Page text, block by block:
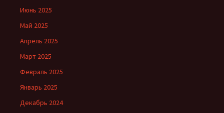
Июнь 2025
Май 2025
Апрель 2025
Март 2025
Февраль 2025
Январь 2025
Декабрь 2024